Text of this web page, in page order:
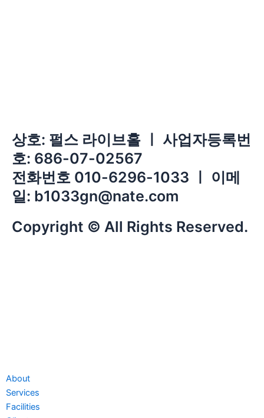
상호: 펄스 라이브홀 ㅣ 사업자등록번
호: 686-07-02567
전화번호 010-6296-1033 ㅣ 이메
일: b1033gn@nate.com
Copyright © All Rights Reserved.
About
Services
Facilities